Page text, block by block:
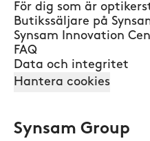
För dig som är
Butikssäljare på
Synsam Innovation
FAQ
Data och integritet
Hantera cookies
Synsam Group